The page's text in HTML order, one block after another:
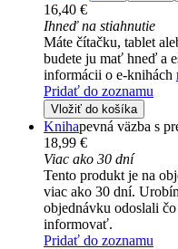
16,40 €
Ihneď na stiahnutie
Máte čítačku, tablet
budete ju mať hneď a
informácii o e-knihách
Pridať do zoznamu
Vložiť do košíka
Knihapevná väzba s
18,99 €
Viac ako 30 dní
Tento produkt je na
viac ako 30 dní.
objednávku odoslali
informovať.
Pridať do zoznamu